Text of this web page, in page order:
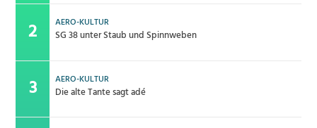
AERO-KULTUR
SG 38 unter Staub und Spinnweben
AERO-KULTUR
Die alte Tante sagt adé